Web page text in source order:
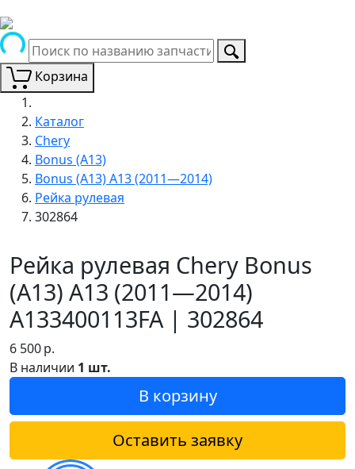
Корзина
Каталог
Chery
Bonus (A13)
Bonus (A13) A13 (2011—2014)
Рейка рулевая
302864
Рейка рулевая Chery Bonus
(A13) A13 (2011—2014)
A133400113FA | 302864
6 500р.
В наличии 1 шт.
В корзину
Оставить заявку